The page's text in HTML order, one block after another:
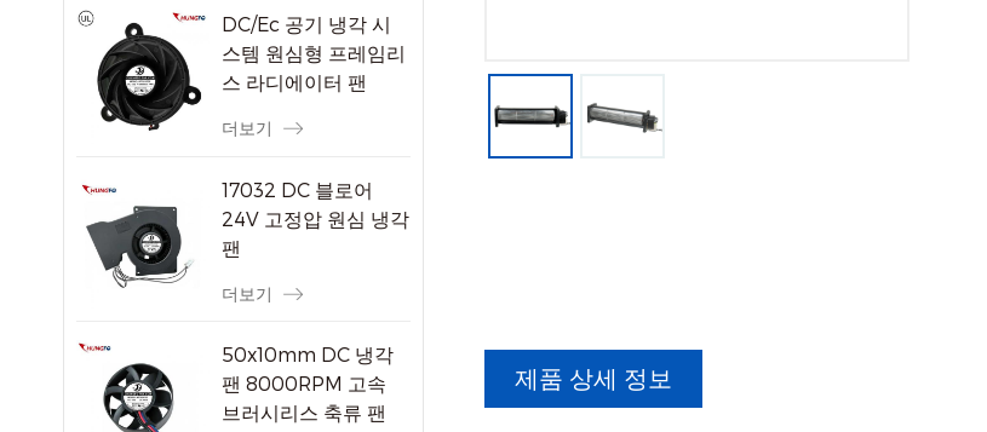
DC/Ec 공기 냉각 시
스템 원심형 프레임리
스 라디에이터 팬
더보기
17032 DC 블로어
24V 고정압 원심 냉각
팬
더보기
50x10mm DC 냉각
팬 8000RPM 고속
브러시리스 축류 팬
제품 상세 정보